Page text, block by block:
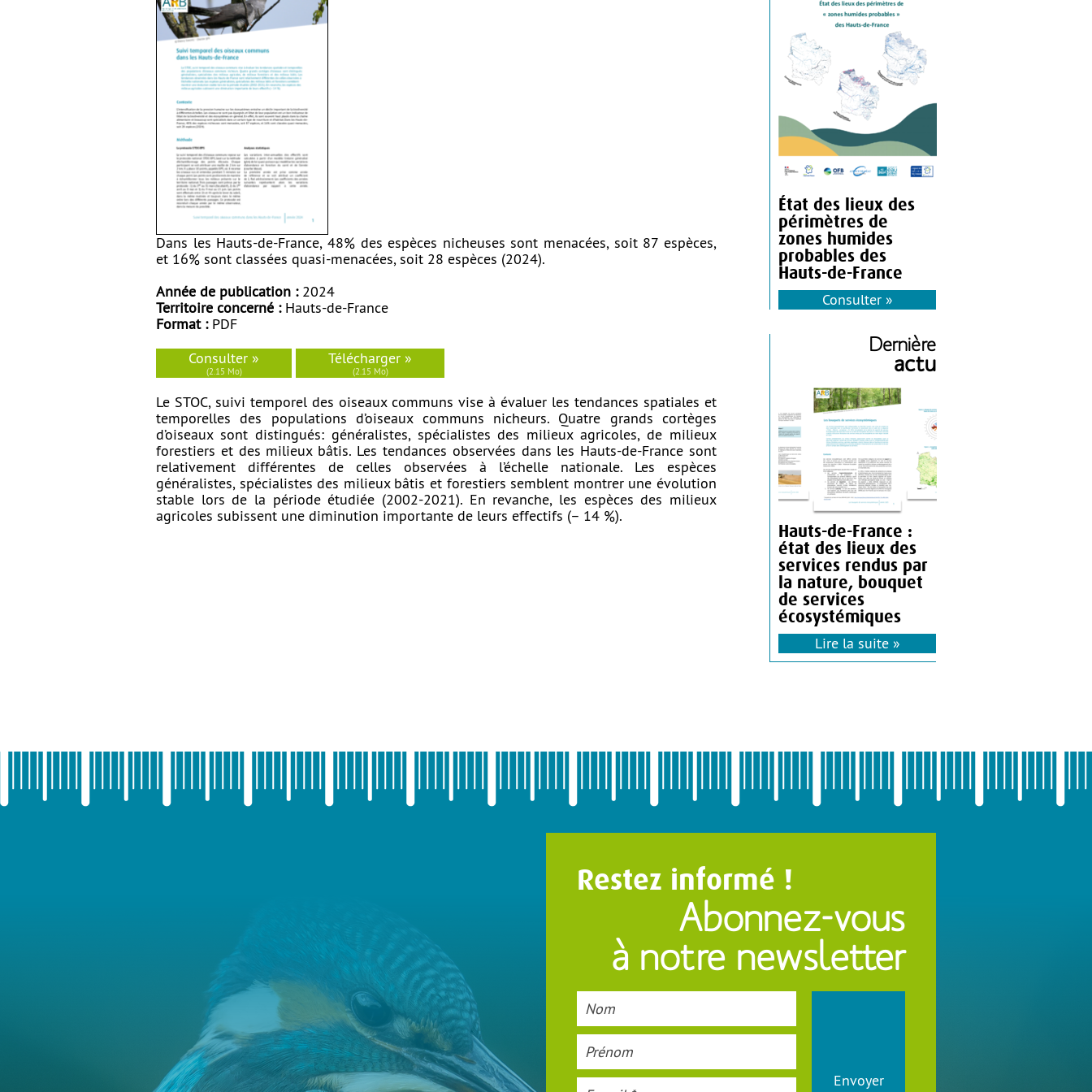
Dans les Hauts-de-France, 48% des espèces nicheuses sont menacées, soit 87 espèces,
et 16% sont classées quasi-menacées, soit 28 espèces (2024).
Année de publication : 2024
Territoire concerné : Hauts-de-France
Format : PDF
Consulter »
(2.15 Mo)
Télécharger »
(2.15 Mo)
Le STOC, suivi temporel des oiseaux communs vise à évaluer les tendances spatiales et
temporelles des populations d’oiseaux communs nicheurs. Quatre grands cortèges
d’oiseaux sont distingués: généralistes, spécialistes des milieux agricoles, de milieux
forestiers et des milieux bâtis. Les tendances observées dans les Hauts-de-France sont
relativement différentes de celles observées à l’échelle nationale. Les espèces
généralistes, spécialistes des milieux bâtis et forestiers semblent montrer une évolution
stable lors de la période étudiée (2002-2021). En revanche, les espèces des milieux
agricoles subissent une diminution importante de leurs effectifs (– 14 %).
État des lieux des
périmètres de
zones humides
probables des
Hauts-de-France
Consulter »
Dernière
actu
Hauts-de-France :
état des lieux des
services rendus par
la nature, bouquet
de services
écosystémiques
Lire la suite »
Restez informé !
Abonnez-vous
à notre newsletter
Envoyer